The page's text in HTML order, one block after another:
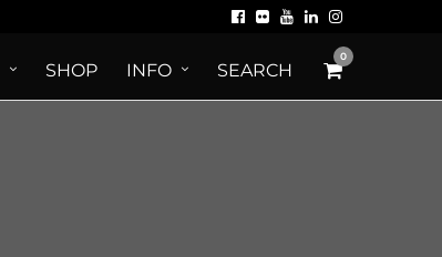
SHOP INFO SEARCH
0